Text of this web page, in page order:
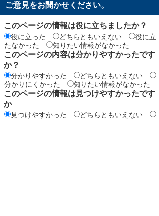
ご意見をお聞かせください。
このページの情報は役に立ちましたか？
役に立った どちらともいえない
役に立
たなかった
知りたい情報がなかった
このページの内容は分かりやすかったです
か？
分かりやすかった
どちらともいえない
分かりにくかった
知りたい情報がなかった
このページの情報は見つけやすかったです
か
見つけやすかった
どちらともいえない